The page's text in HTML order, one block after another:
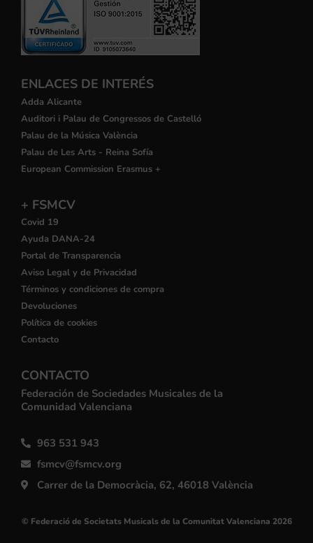
ENLACES DE INTERÉS
Adda Alicante
Auditori i Palau de Congressos de Castelló
Palau de la Música València
Palau de Les Arts - Reina Sofía
European Commission Erasmus +
+ FSMCV
Covid 19
Ayuda DANA-24
Portal de Transparencia
Aviso Legal y de Privacidad
Términos y condiciones de compra
Devoluciones
Política de cookies
Contacto
CONTACTO
Federación de Sociedades Musicales de la
Comunidad Valenciana
963 531 943
fsmcv@fsmcv.org
Carrer de la Democràcia, 62, 46018 València
© Federació de Societats Musicals de la Comunitat Valenciana 2026